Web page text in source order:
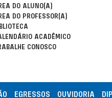
DO ALUNO(A)
DO PROFESSOR(A)
ACADÊMICO
CONOSCO
EGRESSOS OUVIDORIA